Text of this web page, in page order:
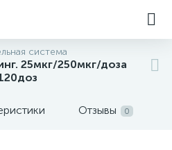
система
25мкг/250мкг/доза
Отзывы 0